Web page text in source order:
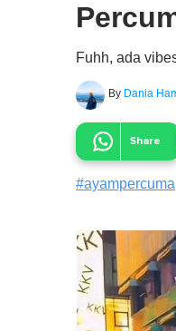
Fuhh, ada
By Dania
Share
#ayampercuma